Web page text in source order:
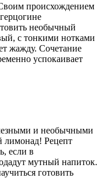
происхождением
необычный
с тонкими нотками
жажду. Сочетание
успокаивает
и необычными
Рецепт
если в
мутный напиток.
готовить